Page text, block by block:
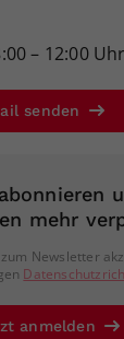
– 12:00 Uhr
senden
mehr
Newsletter
anmelden